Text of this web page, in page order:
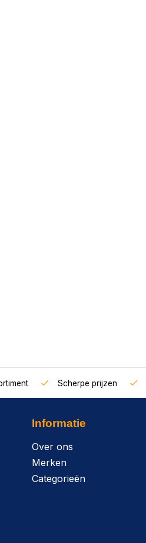
Scherpe prijzen
Informatie
Over ons
Merken
Categorieën